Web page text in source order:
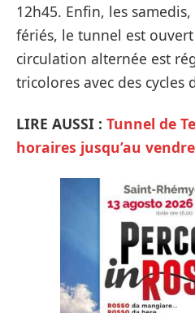
12h45. Enfin, les
fériés, le tunnel est
circulation alternée est
tricolores avec des cycles
LIRE AUSSI : Tunnel de
horaires jusqu’au